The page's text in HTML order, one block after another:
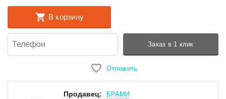
В корзину
Заказ в 1 клик
Отложить
Продавец:
БРАМИ